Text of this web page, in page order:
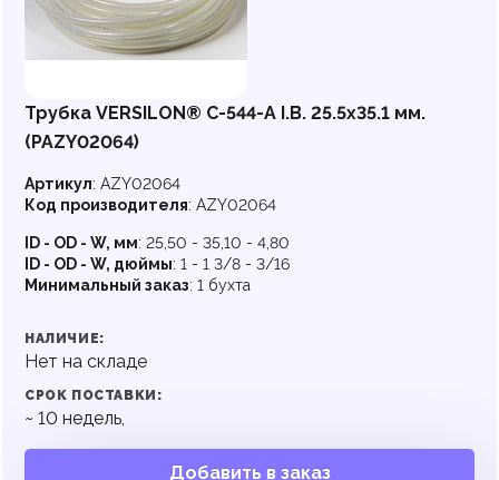
Трубка VERSILON® C-544-A I.B. 25.5х35.1 мм.
(PAZY02064)
Артикул: AZY02064
Код производителя: AZY02064
ID - OD - W, мм: 25,50 - 35,10 - 4,80
ID - OD - W, дюймы: 1 - 1 3/8 - 3/16
Минимальный заказ: 1 бухта
НАЛИЧИЕ:
Нет на складе
СРОК ПОСТАВКИ:
~ 10 недель,
Добавить в заказ